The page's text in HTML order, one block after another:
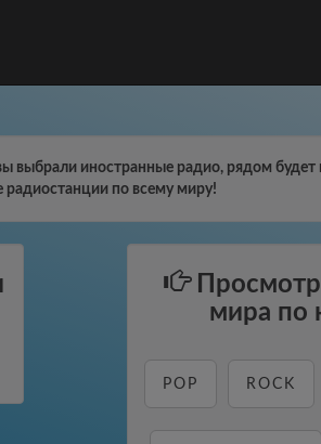
выбрали иностранные радио, рядом
по всему миру!
Просмотр
мира по
POP ROCK